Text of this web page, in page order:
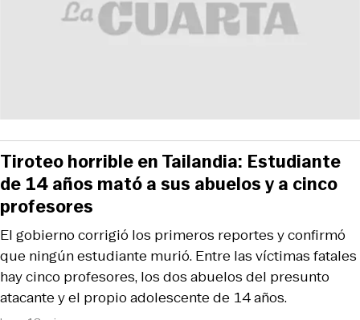
El gobierno corrigió los primeros reportes y confirmó
que ningún estudiante murió. Entre las víctimas fatales
hay cinco profesores, los dos abuelos del presunto
atacante y el propio adolescente de 14 años.
Tiroteo horrible en Tailandia: Estudiante
de 14 años mató a sus abuelos y a cinco
profesores